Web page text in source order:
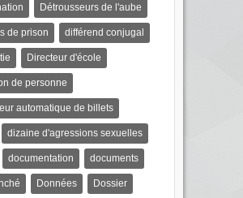
Détrousseurs de l'aube
de prison différend conjugal
Directeur d'école
de personne
automatique de billets
dizaine d'agressions sexuelles
documentation documents
Données Dossier